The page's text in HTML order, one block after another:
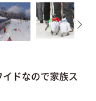
ドなので家族ス